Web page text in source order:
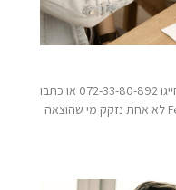
כל המבקש לשאול, להתעניין ולהתייעץ: חייגו 072-33-80-892 או כתבו
אלינו: Federbusch-Ben Simon Law Firm​ לא אחת נזקק מי שהוצאה